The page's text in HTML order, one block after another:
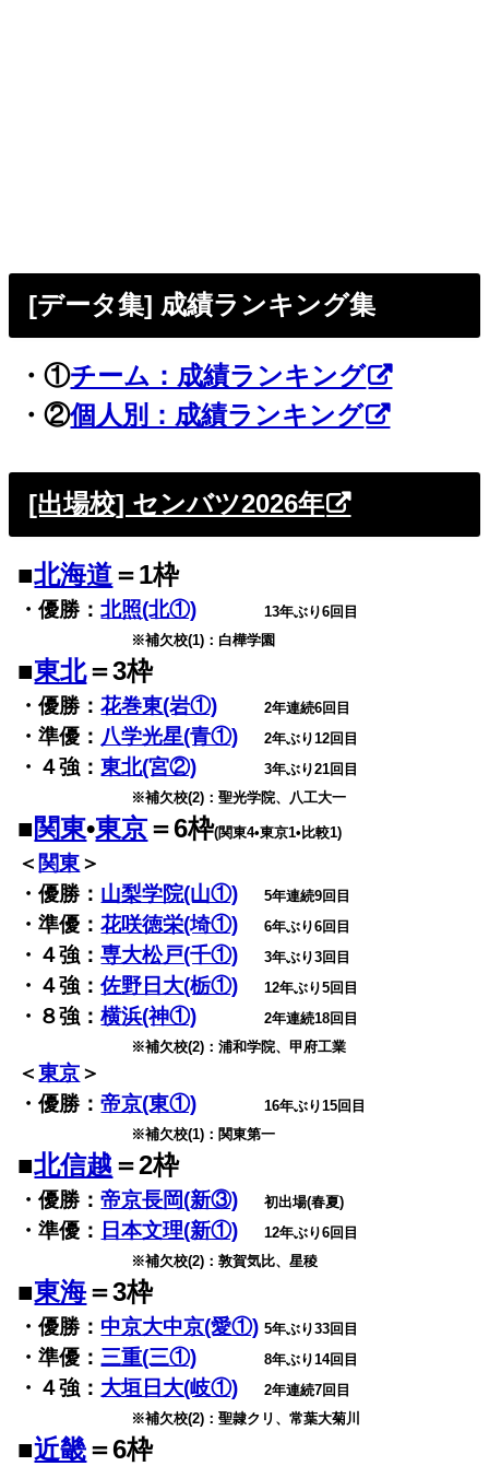
[データ集] 成績ランキング集
・①チーム：成績ランキング
・②個人別：成績ランキング
[出場校] センバツ2026年
■北海道 ＝1枠
・優勝：北照(北①)
13年ぶり6回目
※補欠校(1)：白樺学園
■東北＝3枠
・優勝：花巻東(岩①) 2年連続6回目
・準優： 八学光星(青①) 2年ぶり12回目
・４強：東北(宮②)
3年ぶり21回目
※補欠校(2)：聖光学院、八工大一
■関東•東京＝6枠(関東4•東京1•比較1)
＜ 関東＞
・優勝： 山梨学院(山①) 5年連続9回目
・準優：花咲徳栄(埼①) 6年ぶり6回目
・４強：専大松戸(千①) 3年ぶり3回目
・４強：佐野日大(栃①) 12年ぶり5回目
・８強：横浜(神①)
2年連続18回目
※補欠校(2)：浦和学院、甲府工業
＜東京＞
・優勝：帝京(東①)
16年ぶり15回目
※補欠校(1)：関東第一
■北信越 ＝2枠
・優勝：帝京長岡(新③) 初出場(春夏)
・準優： 日本文理(新①)
12年ぶり6回目
※補欠校(2)：敦賀気比、星稜
■東海＝3枠
・優勝： 中京大中京(愛①) 5年ぶり33回目
・準優： 三重(三①) 8年ぶり14回目
・４強： 大垣日大(岐①)
2年連続7回目
※補欠校(2)：聖隷クリ、常葉大菊川
■近畿＝6枠